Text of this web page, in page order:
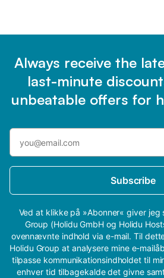
Always receive the
last-minute
unbeatable offers for
Subscribe
Ved at klikke på »Abonner« giver jeg
Group (Holidu GmbH og Holidu
ovennævnte indhold via e-mail. Til
Holidu Group at analysere mine e-
tilpasse kommunikationsindholdet til
enhver tid tilbagekalde det givne